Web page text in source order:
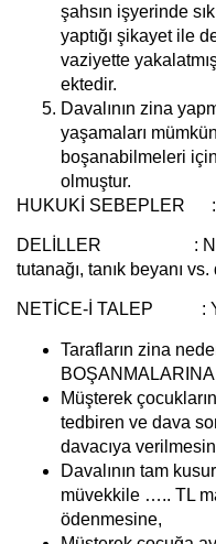
şahsın işyerinde
yaptığı şikayet ile
vaziyette
ektedir.
Davalının zina
yaşamaları
boşanabilmeleri
olmuştur.
HUKUKİ SEBEPLER :
DELİLLER :
tutanağı, tanık beyanı vs.
NETİCE-İ TALEP :
Tarafların zina
Müşterek
tedbiren ve dava
davacıya
Davalının tam
müvekkile ….. TL
ödenmesine,